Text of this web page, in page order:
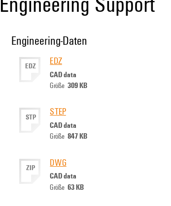
Engineering-Daten
EDZ EDZ
CAD data
Größe309 KB
STP STEP
CAD data
Größe847 KB
ZIP DWG
CAD data
Größe63 KB